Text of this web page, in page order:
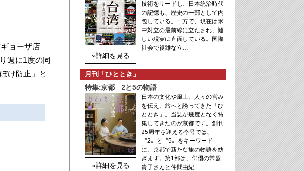
ョーザ店
週に1度の同
け防止」と
»詳細を見る
技術をリードし、日本統治時代
の記憶も、歴史の一部として内
包している。一方で、現在は米
中対立の最前線に立たされ、難
しい現実に直面している。国際
社会で複雑な立…
月刊「ひととき」
特集:京都 2と5の物語
»詳細を見る
日本の文化や風土、人々の営み
を伝え、旅へと誘ってきた「ひ
ととき」。当誌が幾度となく特
集してきたのが京都です。創刊
25周年を迎える今号では、
〝2〟と〝5〟をキーワード
に、京都で新たな旅の物語を紡
ぎます。第1部は、俳優の常盤
貴子さんと仲間由紀…